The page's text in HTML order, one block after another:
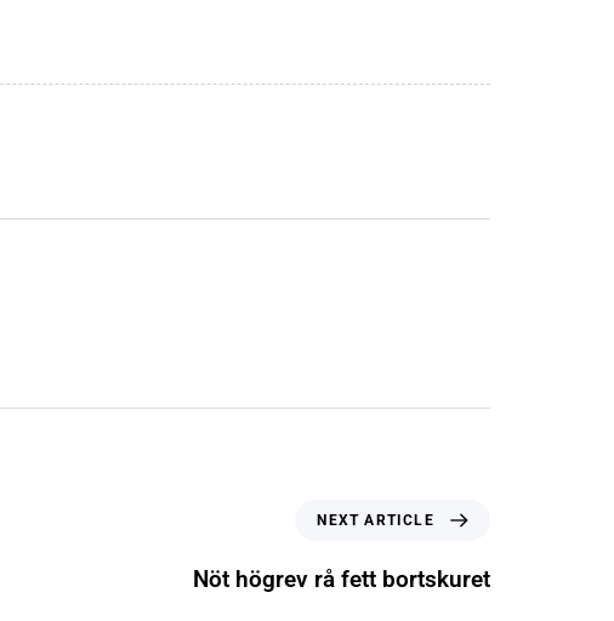
NEXT ARTICLE
Nöt högrev rå fett bortskuret